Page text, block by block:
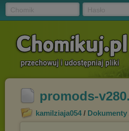
promods-
kamilziaja054/ Dokumenty